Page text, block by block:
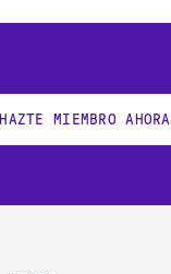
HAZTE MIEMBRO AHORA